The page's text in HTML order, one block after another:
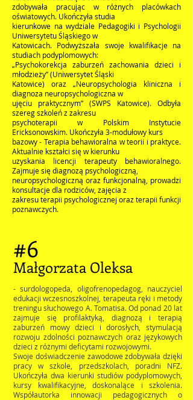
zdobywała pracując w różnych placówkach
oświatowych. Ukończyła studia
kierunkowe na wydziale Pedagogiki i Psychologii
Uniwersytetu Śląskiego w
Katowicach. Podwyższała swoje kwalifikacje na
studiach podyplomowych:
„Psychokorekcja zaburzeń zachowania dzieci i
młodzieży” (Uniwersytet Śląski
Katowice) oraz „Neuropsychologia kliniczna i
diagnoza neuropsychologiczna w
ujęciu praktycznym” (SWPS Katowice). Odbyła
szereg szkoleń z zakresu
psychoterapii w Polskim Instytucie
Ericksonowskim. Ukończyła 3-modułowy kurs
bazowy - Terapia behawioralna w teorii i praktyce.
Aktualnie kształci się w kierunku
uzyskania licencji terapeuty behawioralnego.
Zajmuje się diagnozą psychologiczną,
neuropsychologiczną oraz funkcjonalną, prowadzi
konsultacje dla rodziców, zajęcia z
zakresu terapii psychologicznej oraz terapii funkcji
poznawczych.
#6
Małgorzata Oleksa
- surdologopeda, oligofrenopedagog, nauczyciel
edukacji wczesnoszkolnej, terapeuta ręki i metody
treningu słuchowego A. Tomatisa. Od ponad 20 lat
zajmuje się profilaktyką, diagnozą i terapią
zaburzeń mowy dzieci i dorosłych, stymulacją
rozwoju zdolności poznawczych oraz językowych
dzieci z różnymi deficytami rozwojowymi.
Swoje doświadczenie zawodowe zdobywała dzięki
pracy w szkole, przedszkolach, poradni NFZ.
Ukończyła dwa kierunki studiów podyplomowych,
kursy kwalifikacyjne, doskonalące i szkolenia.
Współautorka innowacji pedagogicznych o